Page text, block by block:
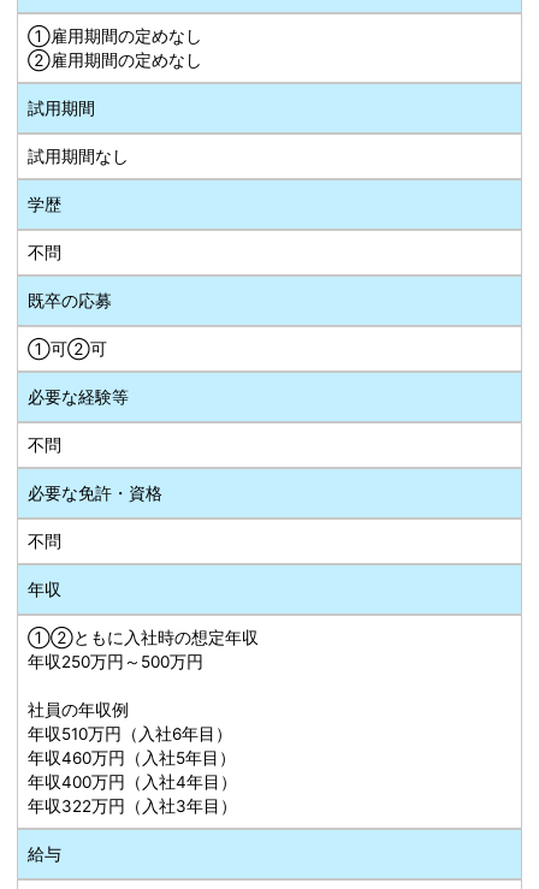
①雇用期間の定めなし
②雇用期間の定めなし
試用期間
試用期間なし
学歴
不問
既卒の応募
①可②可
必要な経験等
不問
必要な免許・資格
不問
年収
①②ともに入社時の想定年収
年収250万円～500万円
社員の年収例
年収510万円（入社6年目）
年収460万円（入社5年目）
年収400万円（入社4年目）
年収322万円（入社3年目）
給与